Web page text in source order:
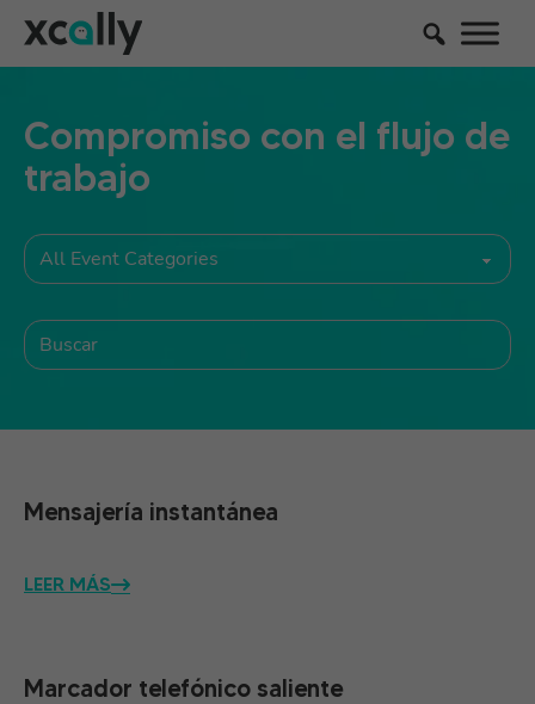
Compromiso con el flujo de
trabajo
Mensajería instantánea
LEER MÁS
Marcador telefónico saliente